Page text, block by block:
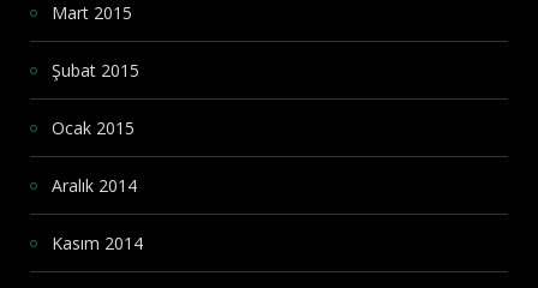
Mart 2015
Şubat 2015
Ocak 2015
Aralık 2014
Kasım 2014